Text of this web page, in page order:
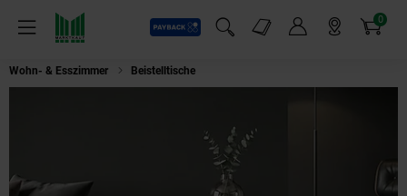
Menü
Payback
Suchfeld einblenden
Markt-Angebote 0
Artikel
Wohn- & Esszimmer Beistelltische